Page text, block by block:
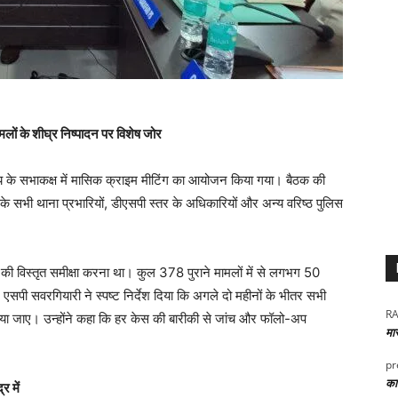
के शीघ्र निष्पादन पर विशेष जोर
के सभाकक्ष में मासिक क्राइम मीटिंग का आयोजन किया गया। बैठक की
सभी थाना प्रभारियों, डीएसपी स्तर के अधिकारियों और अन्य वरिष्ठ पुलिस
विस्तृत समीक्षा करना था। कुल 378 पुराने मामलों में से लगभग 50
सवरगियारी ने स्पष्ट निर्देश दिया कि अगले दो महीनों के भीतर सभी
जाए। उन्होंने कहा कि हर केस की बारीकी से जांच और फॉलो-अप
में